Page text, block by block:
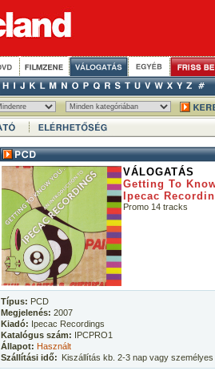
VÁLOGATÁS
Getting To
Ipecac
Promo 14 tracks
Típus: PCD
Megjelenés: 2007
Kiadó: Ipecac Recordings
Katalógus szám: IPCPRO1
Állapot: Használt
Szállítási idő: Kiszállítás kb. 2-3 nap vagy